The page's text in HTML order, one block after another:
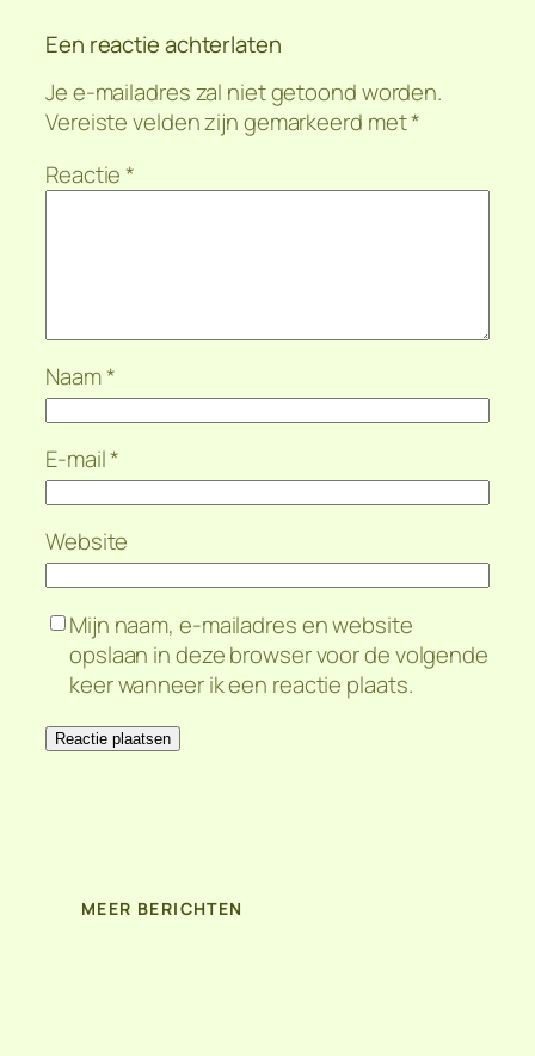
Een reactie achterlaten
Je e-mailadres zal niet getoond worden.
Vereiste velden zijn gemarkeerd met*
Reactie*
Naam*
E-mail*
Website
Mijn naam, e-mailadres en website
opslaan in deze browser voor de volgende
keer wanneer ik een reactie plaats.
MEER BERICHTEN